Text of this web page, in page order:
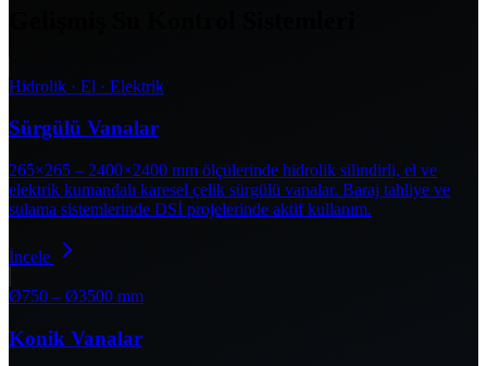
Hidrolik · El · Elektrik
Sürgülü Vanalar
265×265 – 2400×2400 mm ölçülerinde hidrolik silindirli, el ve
elektrik kumandalı karesel çelik sürgülü vanalar. Baraj tahliye ve
sulama sistemlerinde DSİ projelerinde aktif kullanım.
İncele
Ø750 – Ø3500 mm
Konik Vanalar